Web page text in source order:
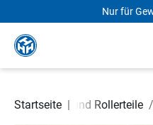
Zum Hauptinhalt springen
Nur für
Startseite |
Motorrad- und Rollerteile /